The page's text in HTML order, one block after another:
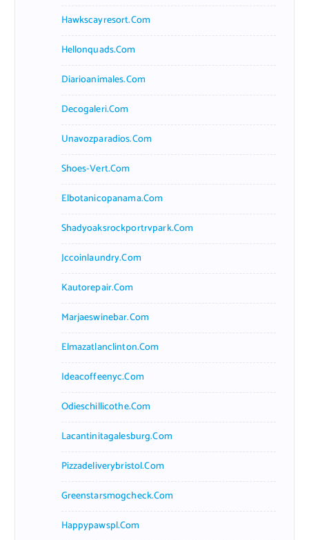
Hawkscayresort.com
Hellonquads.com
Diarioanimales.com
Decogaleri.com
Unavozparadios.com
Shoes-Vert.com
Elbotanicopanama.com
Shadyoaksrockportrvpark.com
Jccoinlaundry.com
Kautorepair.com
Marjaeswinebar.com
Elmazatlanclinton.com
Ideacoffeenyc.com
Odieschillicothe.com
Lacantinitagalesburg.com
Pizzadeliverybristol.com
Greenstarsmogcheck.com
Happypawspl.com